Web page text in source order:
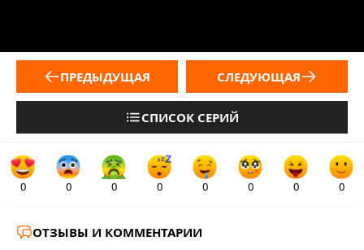
ПРЕДЫДУЩАЯ
СПИСОК СЕРИЙ
СЛЕДУЮЩАЯ
0 0 0 0 0 0 0 0
ОТЗЫВЫ И КОММЕНТАРИИ